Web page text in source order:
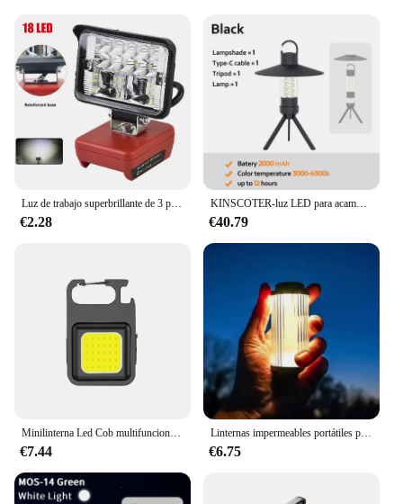
Luz de trabajo superbrillante de 3 pulgadas, foco de antorcha eléctrica portátil, multiusos, 2800LM, 12W, para baterías Milwaukee Lithium M18 20V
€2.28
KINSCOTER-luz LED para acampar IP54, lámpara de tienda recargable a prueba de agua, linternas multifuncionales portátiles, luces de emergencia para exteriores
€40.79
Minilinterna Led Cob multifuncional, Lámpara de trabajo, 500 lúmenes, superbrillante, para exteriores
€7.44
Linternas impermeables portátiles para acampar, luces de ambiente multifuncionales, regalos para festivales, soporte de lámpara de lujo 38, iluminación al aire libre
€6.75